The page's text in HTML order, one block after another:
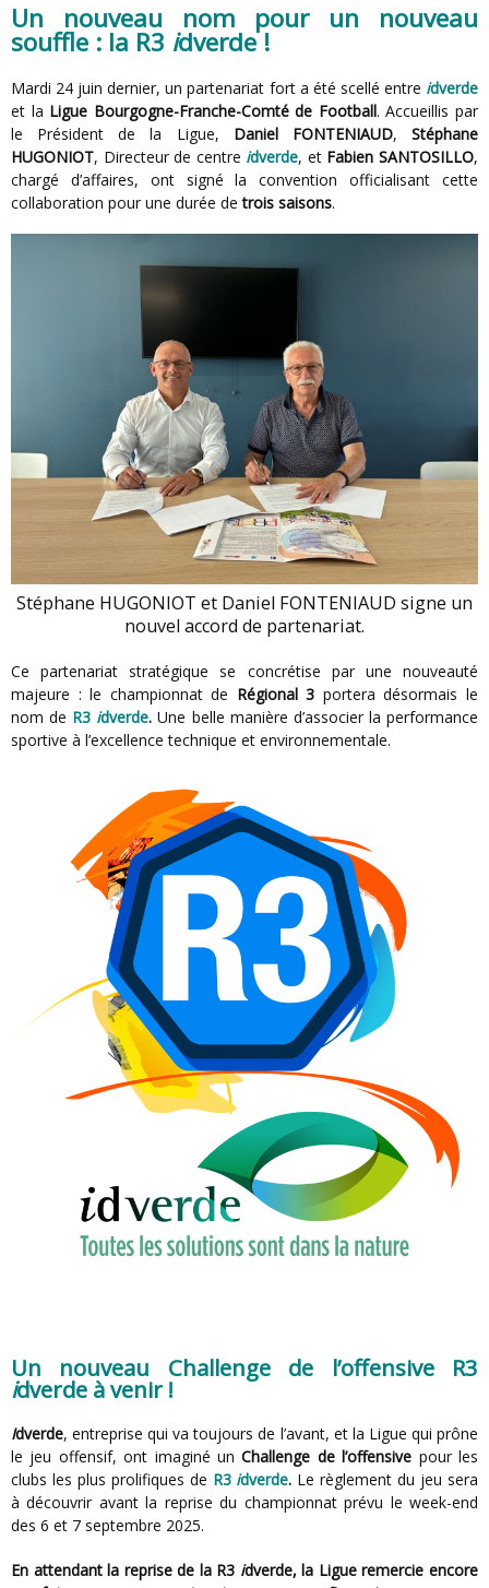
Un nouveau nom pour un nouveau
souffle : la R3 idverde !
Mardi 24 juin dernier, un partenariat fort a été scellé entre idverde
et la Ligue Bourgogne-Franche-Comté de Football. Accueillis par
le Président de la Ligue, Daniel FONTENIAUD,Stéphane
HUGONIOT, Directeur de centre idverde, et Fabien SANTOSILLO,
chargé d’affaires, ont signé la convention officialisant cette
collaboration pour une durée detrois saisons.
Stéphane HUGONIOT et Daniel FONTENIAUD signe un
nouvel accord de partenariat.
Ce partenariat stratégique se concrétise par une nouveauté
majeure : le championnat de Régional 3 portera désormais le
nom de R3 idverde. Une belle manière d’associer la performance
sportive à l’excellence technique et environnementale.
Un nouveau Challenge de l’offensive R3
idverde à venir !
idverde, entreprise qui va toujours de l’avant, et la Ligue qui prône
le jeu offensif, ont imaginé unChallenge de l’offensive pour les
clubs les plus prolifiques de R3 idverde. Le règlement du jeu sera
à découvrir avant la reprise du championnat prévu le week-end
des 6 et 7 septembre 2025.
En attendant la reprise de la R3 idverde, la Ligue remercie encore